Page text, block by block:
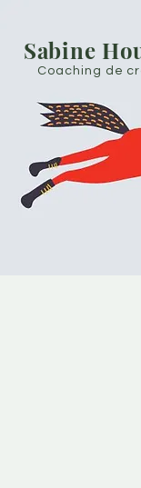
Sabine
Coaching de